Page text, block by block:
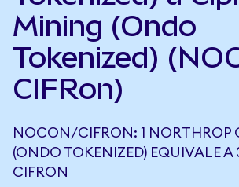
Mining (Ondo
Tokenized)
CIFRon)
NOCON/CIFRON: 1 NORTHROP
(ONDO TOKENIZED) EQUIVALE A
CIFRON